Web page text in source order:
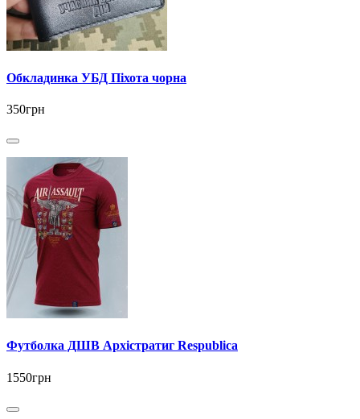
Обкладинка УБД Піхота чорна
350грн
Футболка ДШВ Архістратиг Respublica
1550грн